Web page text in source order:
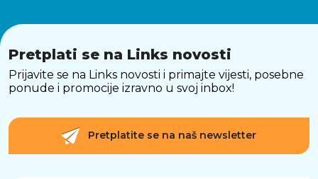
Pretplati se na Links novosti
Prijavite se na Links novosti i primajte vijesti, posebne
ponude i promocije izravno u svoj inbox!
Pretplatite se na naš newsletter